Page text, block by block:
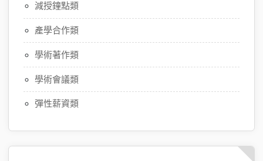
減授鐘點類
產學合作類
學術著作類
學術會議類
彈性薪資類